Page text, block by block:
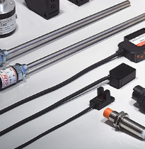
计数继电器
液位继电器
电磁继电器及插座
时控开关
编码器
热电偶
热电阻
传感器端子台